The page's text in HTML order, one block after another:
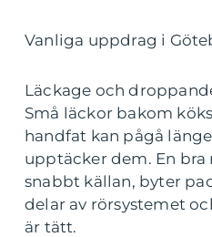
Vanliga uppdrag i
Läckage och
Små läckor bakom
handfat kan pågå
upptäcker dem. En
snabbt källan, byter
delar av rörsystemet
är tätt.